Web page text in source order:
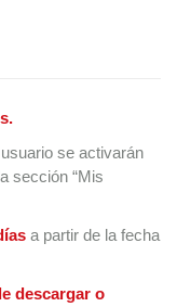
se activarán
sección “Mis
a partir de la fecha
descargar o